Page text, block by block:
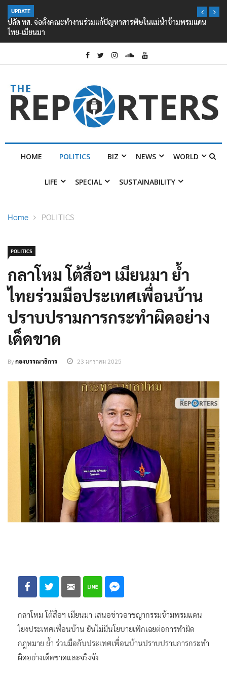
UPDATE
ปลัด ทส. จ่อตั้งคณะทำงานร่วมแก้ปัญหาสารพิษในแม่น้ำข้ามพรมแดน
ไทย-เมียนมา
HOME POLITICS BIZ NEWS WORLD
LIFE SPECIAL SUSTAINABILITY
Home POLITICS
POLITICS
กลาโหม​ โต้สื่อฯ​ เมียนมา​ ย้ำ
ไทยร่วมมือประเทศเพื่อนบ้าน
ปราบปรามการกระทำผิดอย่าง
เด็ดขาด
Byกองบรรณาธิการ 23 มกราคม 2025
กลาโหม​ โต้สื่อฯ​ เมียนมา​ เสนอข่าวอาชญากรรม​ข้ามพรมแดน
โยงประเทศเพื่อนบ้าน​ ยันไม่มีนโยบายเพิกเฉยต่อการทำผิด
กฎหมาย​ ย้ำ ร่วมมือกับประเทศเพื่อนบ้านปราบปรามการกระทำ
ผิดอย่างเด็ดขาดและจริงจัง​